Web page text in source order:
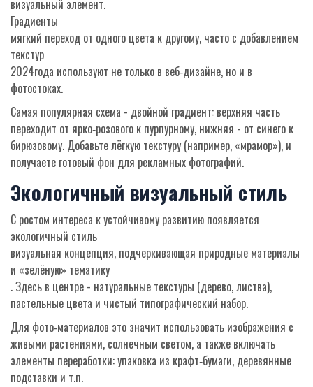
визуальный элемент.
Градиенты
мягкий переход от одного цвета к другому, часто с добавлением
текстур
2024года используют не только в веб‑дизайне, но и в
фотостоках.
Самая популярная схема - двойной градиент: верхняя часть
переходит от ярко‑розового к пурпурному, нижняя - от синего к
бирюзовому. Добавьте лёгкую текстуру (например, «мрамор»), и
получаете готовый фон для рекламных фотографий.
Экологичный визуальный стиль
С ростом интереса к устойчивому развитию появляется
экологичный стиль
визуальная концепция, подчеркивающая природные материалы
и «зелёную» тематику
. Здесь в центре - натуральные текстуры (дерево, листва),
пастельные цвета и чистый типографический набор.
Для фото‑материалов это значит использовать изображения с
живыми растениями, солнечным светом, а также включать
элементы переработки: упаковка из крафт‑бумаги, деревянные
подставки и т.п.